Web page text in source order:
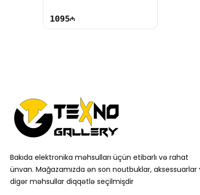
1095
Bakıda elektronika məhsulları üçün etibarlı və rahat
ünvan. Mağazamızda ən son noutbuklar, aksessuarlar
digər məhsullar diqqətlə seçilmişdir